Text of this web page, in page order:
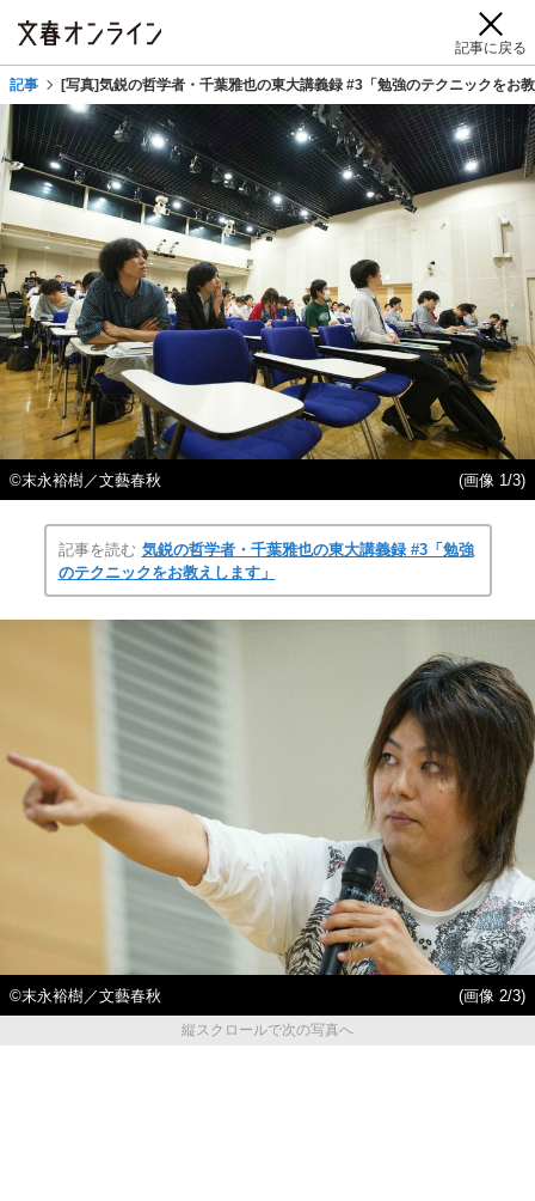
記事に戻る
記事 [写真]気鋭の哲学者・千葉雅也の東大講義録 #3「勉強のテクニックをお
©末永裕樹／文藝春秋 (画像 1/3)
記事を読む 気鋭の哲学者・千葉雅也の東大講義録 #3「勉強
のテクニックをお教えします」
©末永裕樹／文藝春秋
(画像 2/3)
縦スクロールで次の写真へ